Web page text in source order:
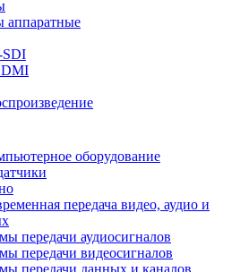
аппаратные
SDI
оборудование
передача видео, аудио и
передачи аудиосигналов
передачи видеосигналов
передачи данных и каналов